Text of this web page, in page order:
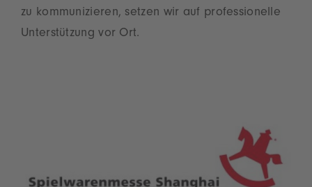
zu kommunizieren, setzen wir auf professionelle
Unterstützung vor Ort.